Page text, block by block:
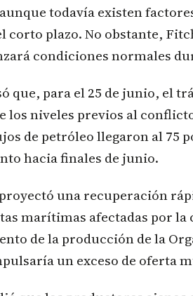
todavía existen
corto plazo. No obstante,
condiciones normales
que, para el 25 de junio, el
los niveles previos al
de petróleo llegaron al 75
hacia finales de junio.
una recuperación
marítimas afectadas por
de la producción de la
un exceso de oferta